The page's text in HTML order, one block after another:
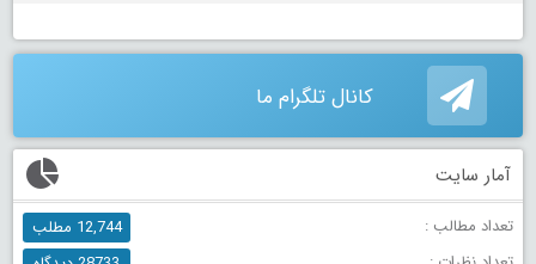
کانال تلگرام ما
آمار سایت
تعداد مطالب :
12,744 مطلب